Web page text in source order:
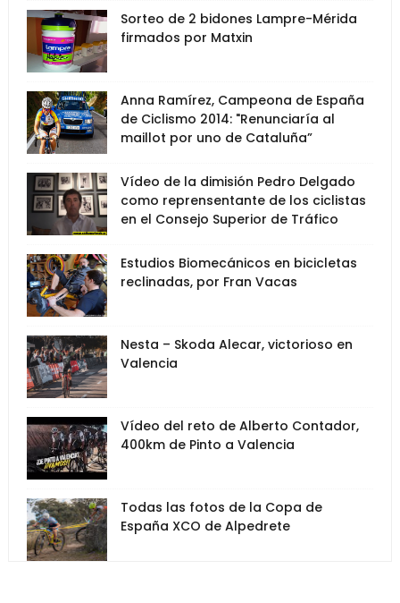
Sorteo de 2 bidones Lampre-Mérida
firmados por Matxin
Anna Ramírez, Campeona de España
de Ciclismo 2014: "Renunciaría al
maillot por uno de Cataluña”
Vídeo de la dimisión Pedro Delgado
como reprensentante de los ciclistas
en el Consejo Superior de Tráfico
Estudios Biomecánicos en bicicletas
reclinadas, por Fran Vacas
Nesta – Skoda Alecar, victorioso en
Valencia
Vídeo del reto de Alberto Contador,
400km de Pinto a Valencia
Todas las fotos de la Copa de
España XCO de Alpedrete